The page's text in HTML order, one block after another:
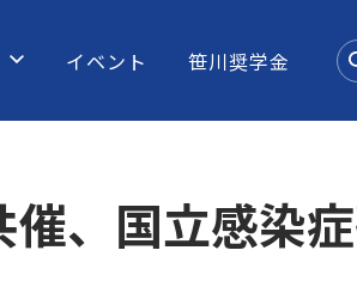
イベント 笹川奨学金
、国立感染